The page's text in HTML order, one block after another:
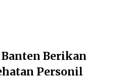
Terbaik dan Enak di
Berikan
Personil